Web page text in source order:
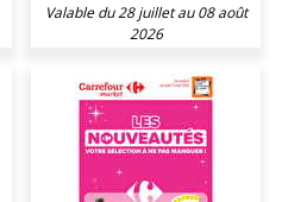
Valable du 28 juillet au 08 août
2026